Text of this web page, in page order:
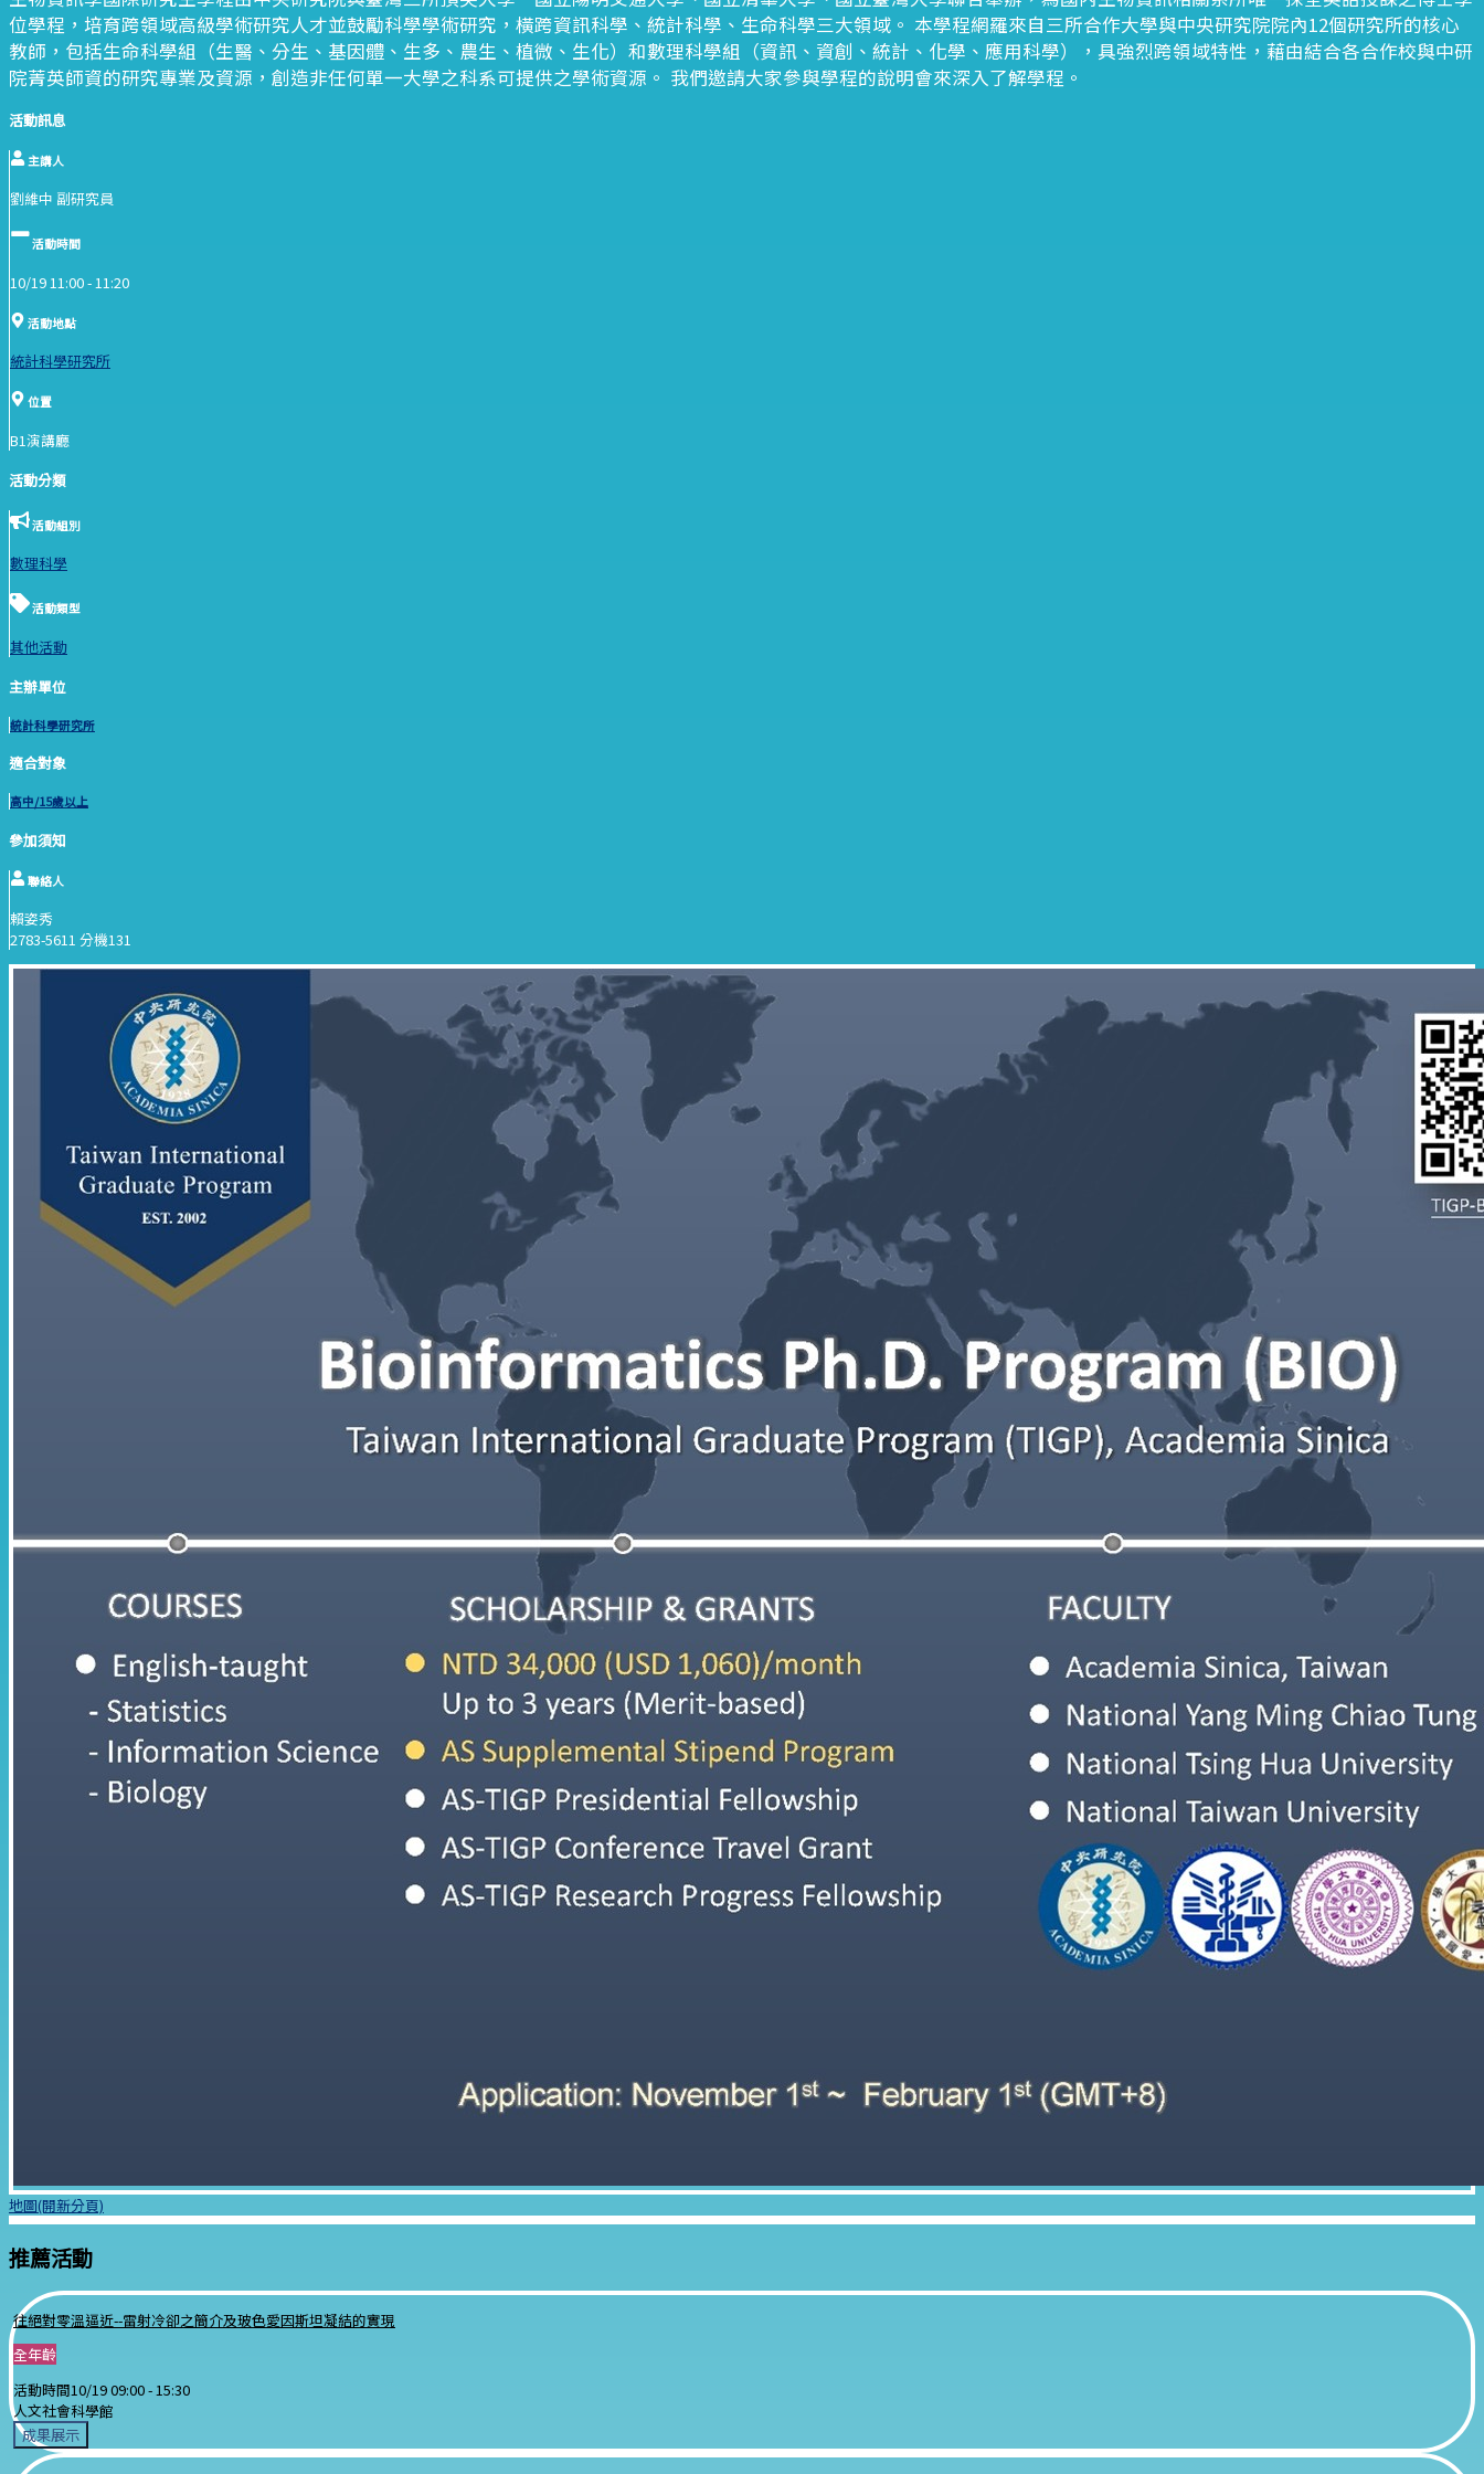
位學程，培育跨領域高級學術研究人才並鼓勵科學學術研究，橫跨資訊科學、統計科學、生命科學三大領域。 本學程網羅來自三所合作大學與中央研究院院內12個研究所的核心
教師，包括生命科學組（生醫、分生、基因體、生多、農生、植微、生化）和數理科學組（資訊、資創、統計、化學、應用科學），具強烈跨領域特性，藉由結合各合作校與中研
院菁英師資的研究專業及資源，創造非任何單一大學之科系可提供之學術資源。 我們邀請大家參與學程的說明會來深入了解學程。
活動訊息
主講人
劉維中 副研究員
活動時間
10/19 11:00 -11:20
活動地點
統計科學研究所
位置
B1演講廳
活動分類
活動組別
數理科學
活動類型
其他活動
主辦單位
統計科學研究所
適合對象
高中/15歲以上
參加須知
聯絡人
賴姿秀
2783-5611 分機131
地圖(開新分頁)
推薦活動
往絕對零溫逼近--雷射冷卻之簡介及玻色愛因斯坦凝結的實現
全年齡
活動時間10/19 09:00 -15:30
人文社會科學館
成果展示